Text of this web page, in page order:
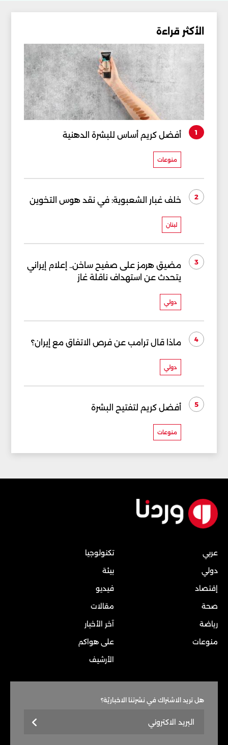
الأكثر قراءة
1 أفضل كريم أساس للبشرة الدهنية
منوعات
2 خلف غبار الشعبوية: في نقد هوس التخوين
لبنان
3
مضيق هرمز على صفيح ساخن.. إعلام إيراني
يتحدث عن استهداف ناقلة غاز
دولي
4 ماذا قال ترامب عن فرص الاتفاق مع إيران؟
دولي
5 أفضل كريم لتفتيح البشرة
منوعات
عربي
دولي
إقتصاد
صحة
رياضة
منوعات
تكنولوجيا
بيئة
فيديو
مقالات
آخر الأخبار
على هواكم
الأرشيف
هل تريد الاشتراك في نشرتنا الاخباريّة؟